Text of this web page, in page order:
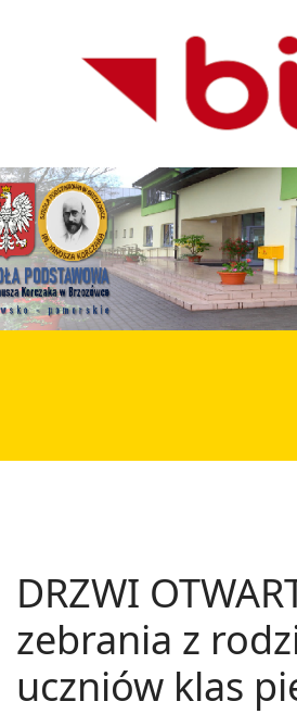
DRZWI
zebrania z
uczniów klas